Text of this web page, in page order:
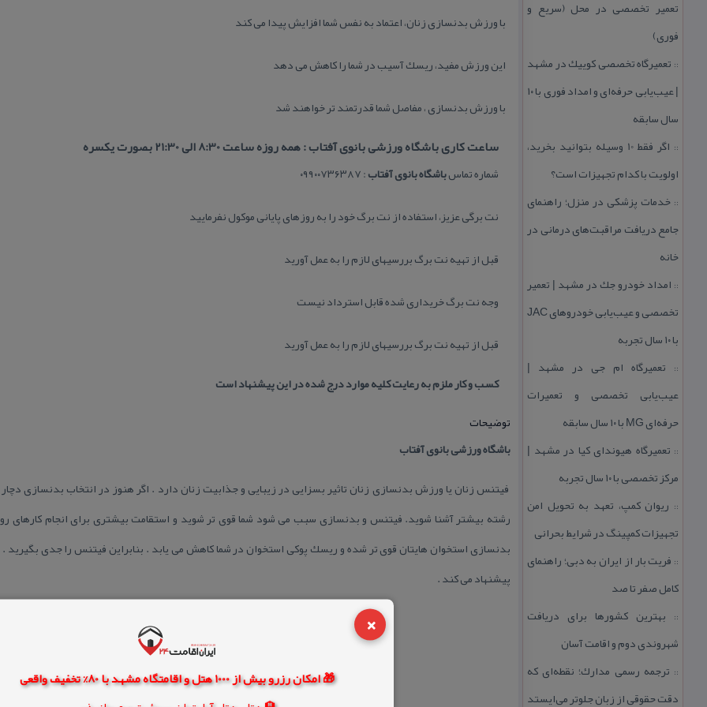
×
🎁 امکان رزرو بیش از 1000 هتل و اقامتگاه مشهد با 80% تخفیف واقعی
تعمیر تخصصی در محل (سریع و
فوری)
:: تعمیرگاه تخصصی كوییك در مشهد
| عیب‌یابی حرفه‌ای و امداد فوری با ۱۰
سال سابقه
::
اگر فقط 10 وسیله بتوانید بخرید،
اولویت با كدام تجهیزات است؟
:: خدمات پزشكی در منزل؛ راهنمای
جامع دریافت مراقبت‌های درمانی در
خانه
:: امداد خودرو جك در مشهد | تعمیر
تخصصی و عیب‌یابی خودروهای JAC
با ۱۰ سال تجربه
:: تعمیرگاه ام جی در مشهد |
عیب‌یابی تخصصی و تعمیرات
حرفه‌ای MG با ۱۰ سال سابقه
:: تعمیرگاه هیوندای كیا در مشهد |
مركز تخصصی با ۱۰ سال تجربه
:: ریوان كمپ، تعهد به تحویل امن
تجهیزات كمپینگ در شرایط بحرانی
:: فریت بار از ایران به دبی؛ راهنمای
كامل صفر تا صد
:: بهترین كشورها برای دریافت
شهروندی دوم و اقامت آسان
:: ترجمه رسمی مدارك؛ نقطه‌ای كه
دقت حقوقی از زبان جلوتر می‌ایستد
با ورزش بدنسازی زنان، اعتماد به نفس شما افزایش پیدا می كند
این ورزش مفید، ریسك آسیب در شما را كاهش می دهد
با ورزش بدنسازی ، مفاصل شما قدرتمند تر خواهند شد
ساعت كاری باشگاه ورزشی بانوی آفتاب : همه روزه ساعت 8:30 الی 21:30 بصورت یكسره
شماره تماسباشگاه بانویآفتاب: ۰۹۹۰۰۷۳۶۳۸۷
نت برگی عزیز، استفاده از نت برگ خود را به روزهای پایانی موكول نفرمایید
قبل از تهیه نت برگ بررسیهای لازم را به عمل آورید
وجه نت برگ خریداری شده قابل استرداد نیست
قبل از تهیه نت برگ بررسیهای لازم را به عمل آورید
كسب و كار ملزم به رعایت كلیه موارد درج شده در این پیشنهاد است
توضیحات
باشگاه ورزشی بانوی آفتاب
فیتنس زنان یا ورزش بدنسازی زنان تاثیر بسزایی در زیبایی و جذابیت زنان دارد . اگر هنوز در انتخاب بدنسازی
رشته بیشتر آشنا شوید. فیتنس و بدنسازی سبب می شود شما قوی تر شوید و استقامت بیشتری برای انجام
بدنسازی استخوان هایتان قوی تر شده و ریسك پوكی استخوان در شما كاهش می یابد . بنابراین فیتنس را جدی بگیرید .
پیشنهاد می كند .